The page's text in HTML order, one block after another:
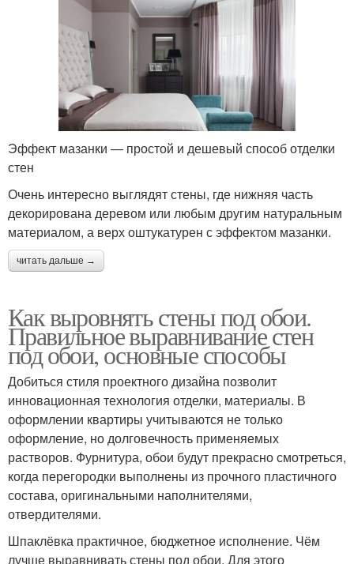
Эффект мазанки — простой и дешевый способ отделки
стен
Очень интересно выглядят стены, где нижняя часть
декорирована деревом или любым другим натуральным
материалом, а верх оштукатурен с эффектом мазанки.
читать дальше →
Как выровнять стены под обои.
Правильное выравнивание стен
под обои, основные способы
Добиться стиля проектного дизайна позволит
инновационная технология отделки, материалы. В
оформлении квартиры учитываются не только
оформление, но долговечность применяемых
растворов. Фурнитура, обои будут прекрасно смотреться,
когда перегородки выполнены из прочного пластичного
состава, оригинальными наполнителями,
отвердителями.
Шпаклёвка практичное, бюджетное исполнение. Чём
лучше выравнивать стены под обои. Для этого